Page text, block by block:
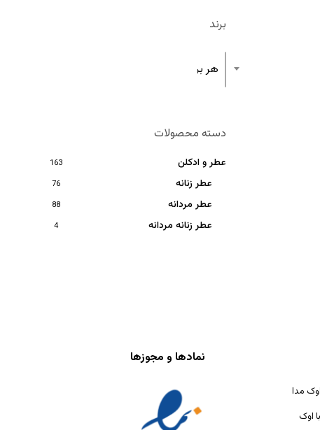
برند
هر برند
دسته محصولات
عطر و ادکلن 163
عطر زنانه 76
عطر مردانه 88
عطر زنانه مردانه 4
مدا
اوک
نمادها و مجوزها